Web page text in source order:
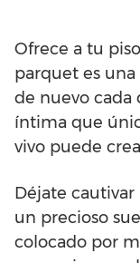
Ofrece a tu
parquet es
de nuevo cada
íntima que
vivo puede
Déjate
un precioso
colocado por